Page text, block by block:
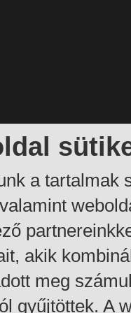
a tartalmak
akik
meg
gyűjtöttek. A